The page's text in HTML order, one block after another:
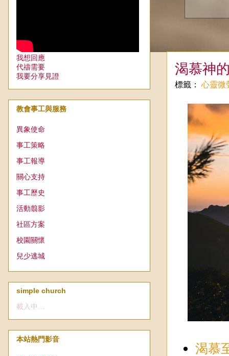
渴慕神
標籤： 心靈微
渴慕
我想回應
代禱需要
我要分享見證
教會事工與服務
異象使命
事工策略
事工報導
關心支持
事工歷史
活動翦影
社區方案
校園關懷
兒少逃城
simple church
載入中…
本站熱門影音